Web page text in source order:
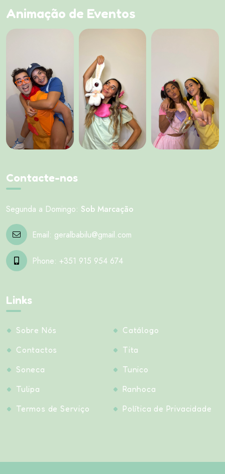
Animação de Eventos
Contacte-nos
Segunda a Domingo: Sob Marcação
Email: geralbabilu@gmail.com
Phone: +351 915 954 674
Links
Sobre Nós
Catálogo
Contactos
Tita
Soneca
Tunico
Tulipa
Ranhoca
Termos de Serviço
Política de Privacidade